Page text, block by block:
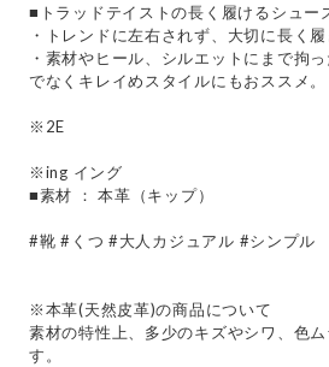
■トラッドテイストの長く履けるシュー
・トレンドに左右されず、大切に長く
・素材やヒール、シルエットにまで拘
でなくキレイめスタイルにもおススメ。
※2E
※ing イング
■素材 ： 本革（キップ）
#靴 #くつ #大人カジュアル #シンプル
※本革(天然皮革)の商品について
素材の特性上、多少のキズやシワ、色
す。